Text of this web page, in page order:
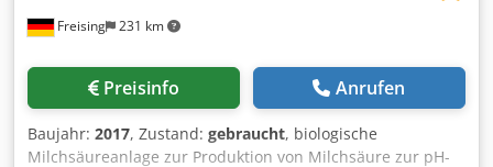
Freising 231 km
Preisinfo Anrufen
Baujahr: 2017, Zustand: gebraucht, biologische
Milchsäureanlage zur Produktion von Milchsäure zur pH-